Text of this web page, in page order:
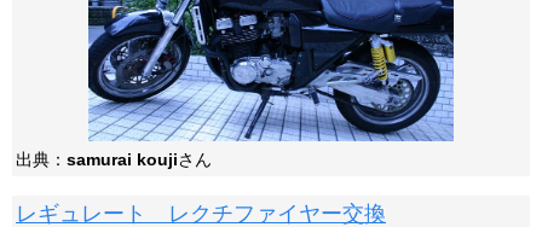
出典： samurai koujiさん
レギュレート レクチファイヤー交換